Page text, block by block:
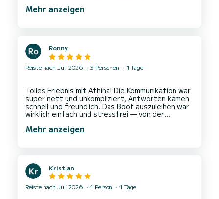
Mehr anzeigen
Ronny
Reiste nach Juli 2026 3 Personen 1 Tage
Tolles Erlebnis mit Athina! Die Kommunikation war
super nett und unkompliziert, Antworten kamen
schnell und freundlich. Das Boot auszuleihen war
wirklich einfach und stressfrei — von der
Mehr anzeigen
Kristian
Reiste nach Juli 2026 1 Person 1 Tage